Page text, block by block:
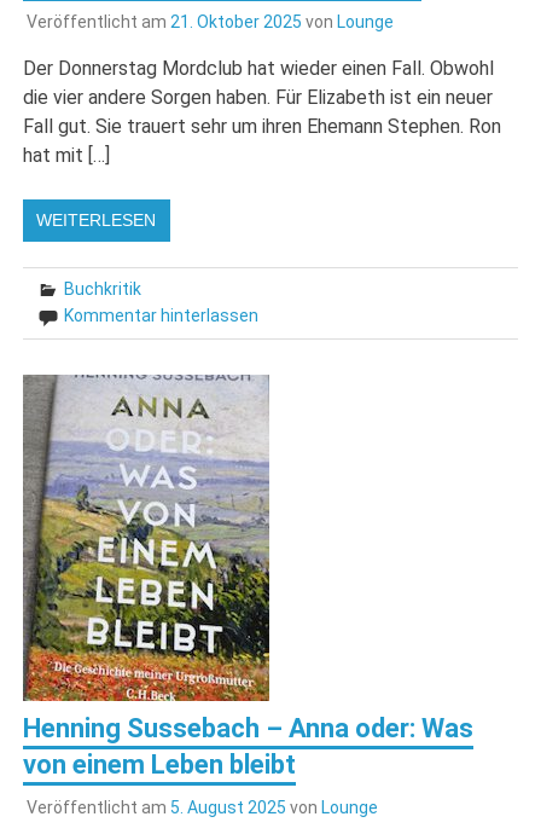
Veröffentlicht am 21. Oktober 2025 von Lounge
Der Donnerstag Mordclub hat wieder einen Fall. Obwohl
die vier andere Sorgen haben. Für Elizabeth ist ein neuer
Fall gut. Sie trauert sehr um ihren Ehemann Stephen. Ron
hat mit […]
WEITERLESEN
Buchkritik
Kommentar hinterlassen
Henning Sussebach – Anna oder: Was
von einem Leben bleibt
Veröffentlicht am 5. August 2025 von Lounge